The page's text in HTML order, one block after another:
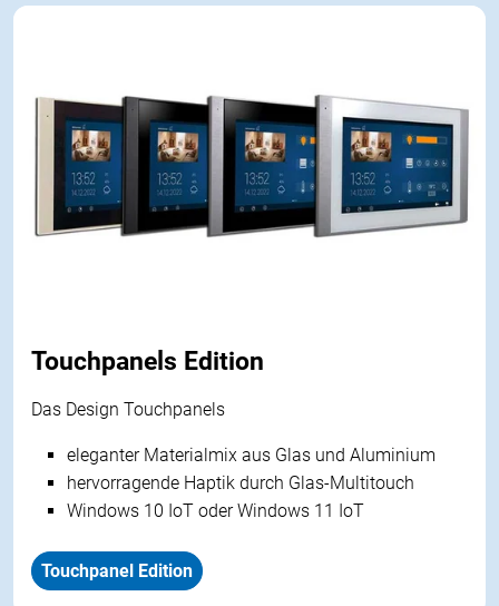
Touchpanels Edition
Das Design Touchpanels
eleganter Materialmix aus Glas und Aluminium
hervorragende Haptik durch Glas-Multitouch
Windows 10 IoT oder Windows 11 IoT
Touchpanel Edition